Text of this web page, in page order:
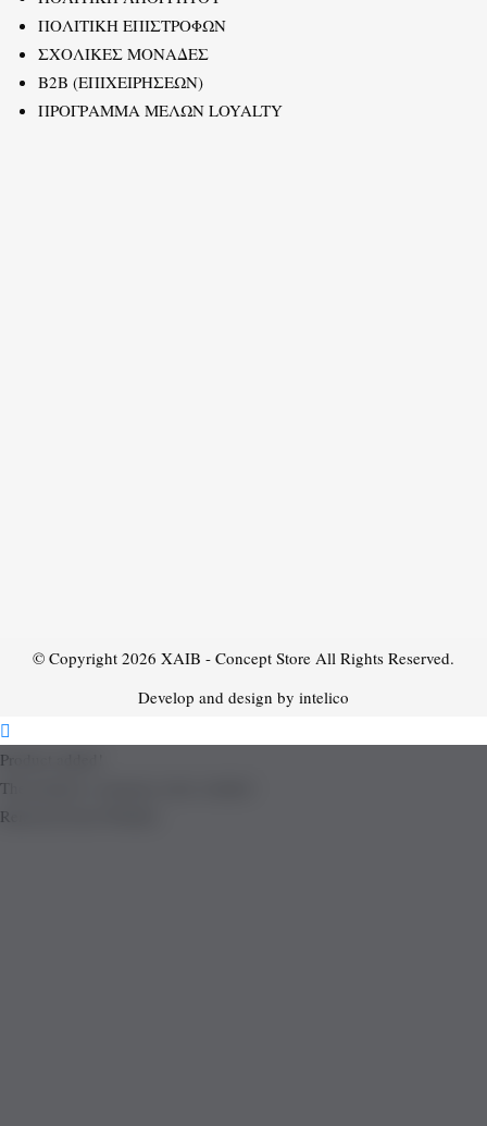
ΠΟΛΙΤΙΚΗ ΕΠΙΣΤΡΟΦΩΝ
ΣΧΟΛΙΚΕΣ ΜΟΝΑΔΕΣ
B2B (ΕΠΙΧΕΙΡΗΣΕΩΝ)
ΠΡΟΓΡΑΜΜΑ ΜΕΛΩΝ LOYALTY
© Copyright 2026 XAIB - Concept Store All Rights Reserved.
Develop and design by intelico
Product added!
The product is already in the wishlist!
Removed from Wishlist